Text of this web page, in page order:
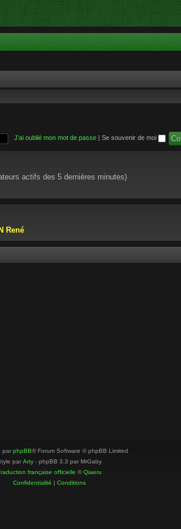
J’ai oublié mon mot de passe Se souvenir de moi
actifs des 5 dernières minutes)
René
par phpBB® Forum Software © phpBB Limited
par Arty - phpBB 3.3 par MrGaby
française officielle ©Qiaeru
Confidentialité | Conditions